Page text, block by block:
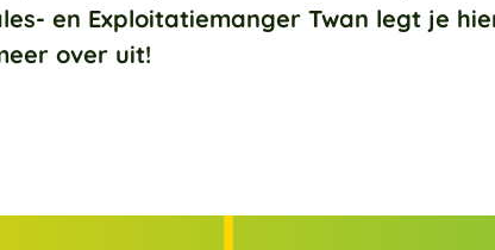
en Exploitatiemanger Twan legt je
over uit!